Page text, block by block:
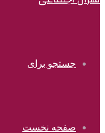
جستجو برای
صفحه نخست